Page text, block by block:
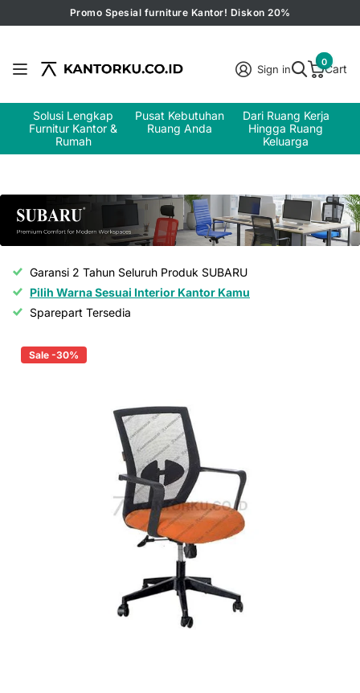
Promo Spesial furniture Kantor! Diskon 20%
Sign in Cart
0
Solusi Lengkap
Furnitur Kantor &
Rumah
Pusat Kebutuhan
Ruang Anda
Dari Ruang Kerja
Hingga Ruang
Keluarga
Garansi 2 Tahun Seluruh Produk SUBARU
Pilih Warna Sesuai Interior Kantor Kamu
Sparepart Tersedia
Sale -30%